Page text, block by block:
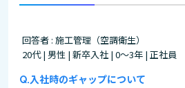
回答者 : 施工管理（空調衛生）
20代 | 男性 | 新卒入社 | 0～3年 | 正社員
入社時のギャップについて